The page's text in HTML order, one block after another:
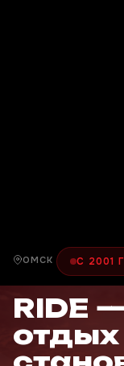
ОМСК С 2001
RIDE
отдых